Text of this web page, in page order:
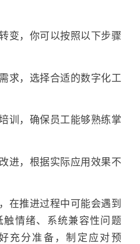
变，你可以按照以下步骤
求，选择合适的数字化工
训，确保员工能够熟练掌
进，根据实际应用效果不
在推进过程中可能会遇到
情绪、系统兼容性问题
充分准备，制定应对预